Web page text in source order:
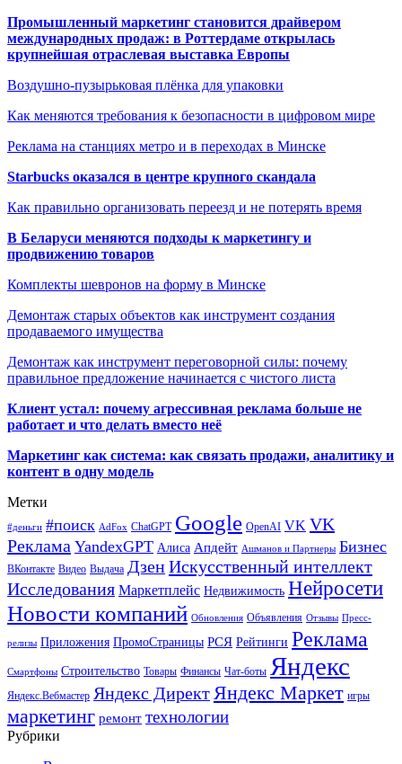
Промышленный маркетинг становится драйвером
международных продаж: в Роттердаме открылась
крупнейшая отраслевая выставка Европы
Воздушно-пузырьковая плёнка для упаковки
Как меняются требования к безопасности в цифровом мире
Реклама на станциях метро и в переходах в Минске
Starbucks оказался в центре крупного скандала
Как правильно организовать переезд и не потерять время
В Беларуси меняются подходы к маркетингу и
продвижению товаров
Комплекты шевронов на форму в Минске
Демонтаж старых объектов как инструмент создания
продаваемого имущества
Демонтаж как инструмент переговорной силы: почему
правильное предложение начинается с чистого листа
Клиент устал: почему агрессивная реклама больше не
работает и что делать вместо неё
Маркетинг как система: как связать продажи, аналитику и
контент в одну модель
Метки
#деньги #поиск AdFox ChatGPT Google OpenAI VK VK
Реклама YandexGPT Алиса Апдейт Ашманов и Партнеры Бизнес
ВКонтакте Видео Выдача ДзенИскусственный интеллект
Исследования Маркетплейс Недвижимость Нейросети
Новости компаний Обновления Объявления Отзывы Пресс-
релизы Приложения ПромоСтраницы РСЯ Рейтинги Реклама
Смартфоны Строительство Товары Финансы Чат-боты Яндекс
Яндекс.Вебмастер Яндекс Директ Яндекс Маркет игры
маркетинг ремонт технологии
Рубрики